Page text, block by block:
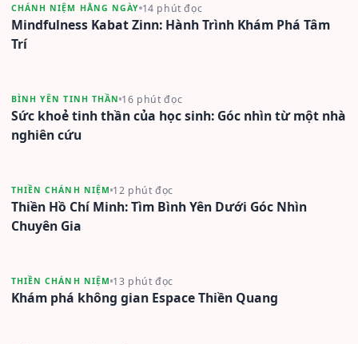
CHÁNH NIỆM HẰNG NGÀY 14 phút đọc
Mindfulness Kabat Zinn: Hành Trình Khám Phá Tâm
Trí
BÌNH YÊN TINH THẦN 16 phút đọc
Sức khoẻ tinh thần của học sinh: Góc nhìn từ một nhà
nghiên cứu
THIỀN CHÁNH NIỆM 12 phút đọc
Thiền Hồ Chí Minh: Tìm Bình Yên Dưới Góc Nhìn
Chuyên Gia
THIỀN CHÁNH NIỆM 13 phút đọc
Khám phá không gian Espace Thiền Quang